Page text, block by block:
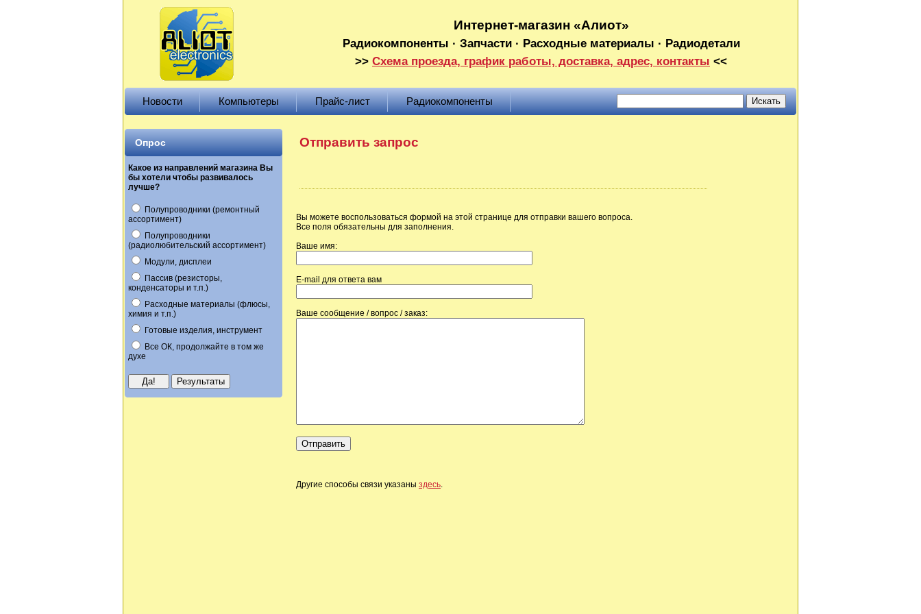
Интернет-магазин «Алиот»
Радиокомпоненты · Запчасти · Расходные материалы · Радиодетали
>> Схема проезда, график работы, доставка, адрес, контакты <<
Новости Компьютеры Прайс-лист Радиокомпоненты
Опрос
Какое из направлений магазина Вы
бы хотели чтобы развивалось
лучше?
Полупроводники (ремонтный
ассортимент)
Полупроводники
(радиолюбительский ассортимент)
Модули, дисплеи
Пассив (резисторы,
конденсаторы и т.п.)
Расходные материалы (флюсы,
химия и т.п.)
Готовые изделия, инструмент
Все ОК, продолжайте в том же
духе
Отправить запрос
Вы можете воспользоваться формой на этой странице для отправки вашего вопроса.
Все поля обязательны для заполнения.
Ваше имя:
E-mail для ответа вам
Ваше сообщение / вопрос / заказ:
Другие способы связи указаны здесь.